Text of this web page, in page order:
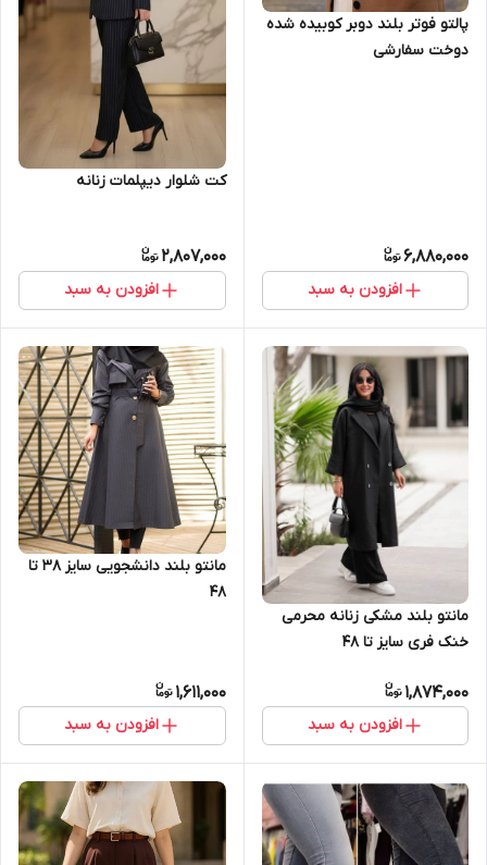
پالتو فوتر بلند دوبر کوبیده شده
دوخت سفارشی
6,880,000
افزودن به سبد
کت شلوار دیپلمات زنانه
2,807,000
افزودن به سبد
مانتو بلند مشکی زنانه محرمی
خنک فری سایز تا ۴۸
1,874,000
افزودن به سبد
مانتو بلند دانشجویی سایز 38 تا
48
1,611,000
افزودن به سبد